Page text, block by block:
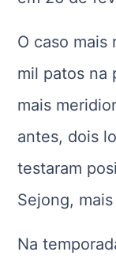
O caso
mil patos na
mais
antes, dois
testaram
Sejong,
Na